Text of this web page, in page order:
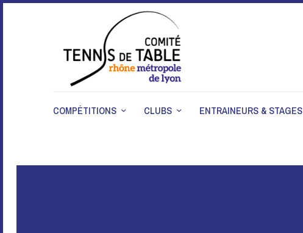
COMPÉTITIONS CLUBS ENTRAINEURS & STAGES